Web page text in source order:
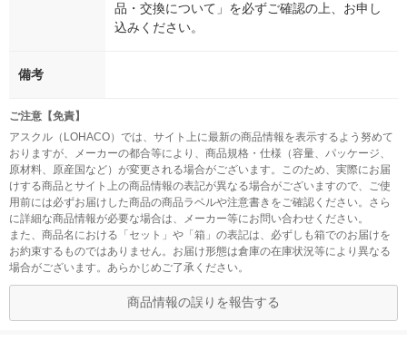
品・交換について」を必ずご確認の上、お申し
込みください。
備考
ご注意【免責】
アスクル（LOHACO）では、サイト上に最新の商品情報を表示するよう努めて
おりますが、メーカーの都合等により、商品規格・仕様（容量、パッケージ、
原材料、原産国など）が変更される場合がございます。このため、実際にお届
けする商品とサイト上の商品情報の表記が異なる場合がございますので、ご使
用前には必ずお届けした商品の商品ラベルや注意書きをご確認ください。さら
に詳細な商品情報が必要な場合は、メーカー等にお問い合わせください。
また、商品名における「セット」や「箱」の表記は、必ずしも箱でのお届けを
お約束するものではありません。お届け形態は倉庫の在庫状況等により異なる
場合がございます。あらかじめご了承ください。
商品情報の誤りを報告する